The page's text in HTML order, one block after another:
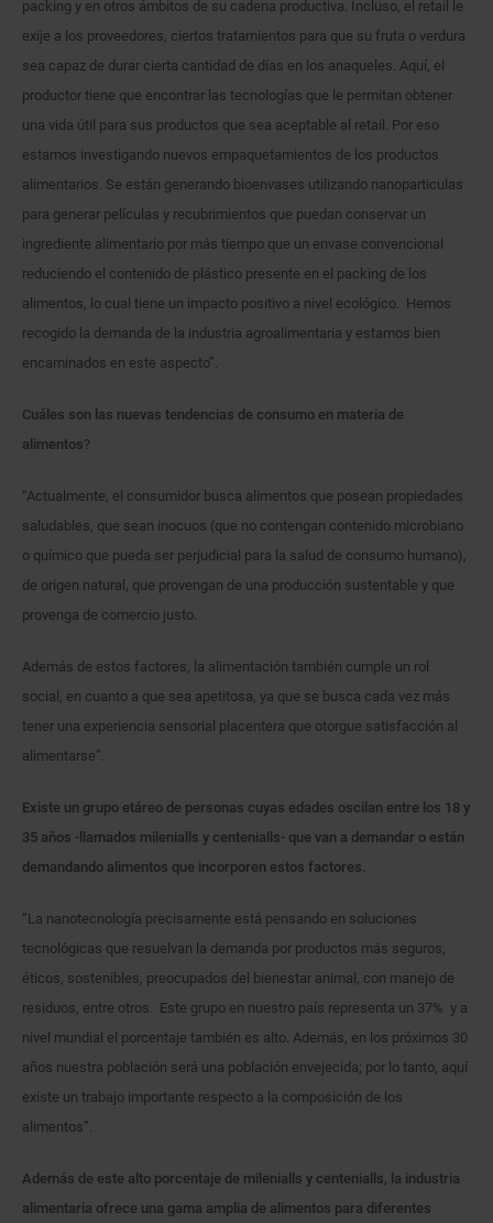
packing y en otros ámbitos de su cadena productiva. Incluso, el retail le
exije a los proveedores, ciertos tratamientos para que su fruta o verdura
sea capaz de durar cierta cantidad de días en los anaqueles. Aquí, el
productor tiene que encontrar las tecnologías que le permitan obtener
una vida útil para sus productos que sea aceptable al retail. Por eso
estamos investigando nuevos empaquetamientos de los productos
alimentarios. Se están generando bioenvases utilizando nanoparticulas
para generar películas y recubrimientos que puedan conservar un
ingrediente alimentario por más tiempo que un envase convencional
reduciendo el contenido de plástico presente en el packing de los
alimentos, lo cual tiene un impacto positivo a nivel ecológico. Hemos
recogido la demanda de la industria agroalimentaria y estamos bien
encaminados en este aspecto”.
Cuáles son las nuevas tendencias de consumo en materia de
alimentos?
“Actualmente, el consumidor busca alimentos que posean propiedades
saludables, que sean inocuos (que no contengan contenido microbiano
o químico que pueda ser perjudicial para la salud de consumo humano),
de origen natural, que provengan de una producción sustentable y que
provenga de comercio justo.
Además de estos factores, la alimentación también cumple un rol
social, en cuanto a que sea apetitosa, ya que se busca cada vez más
tener una experiencia sensorial placentera que otorgue satisfacción al
alimentarse”.
Existe un grupo etáreo de personas cuyas edades oscilan entre los 18 y
35 años -llamados milenialls y centenialls- que van a demandar o están
demandando alimentos que incorporen estos factores.
“La nanotecnología precisamente está pensando en soluciones
tecnológicas que resuelvan la demanda por productos más seguros,
éticos, sostenibles, preocupados del bienestar animal, con manejo de
residuos, entre otros. Este grupo en nuestro país representa un 37% y a
nivel mundial el porcentaje también es alto. Además, en los próximos 30
años nuestra población será una población envejecida; por lo tanto, aquí
existe un trabajo importante respecto a la composición de los
alimentos”.
Además de este alto porcentaje de milenialls y centenialls, la industria
alimentaria ofrece una gama amplia de alimentos para diferentes